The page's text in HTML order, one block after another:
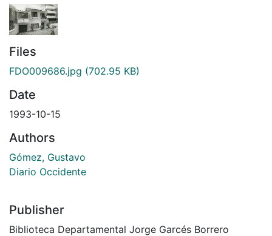
Files
FDO009686.jpg (702.95 KB)
Date
1993-10-15
Authors
Gómez, Gustavo
Diario Occidente
Publisher
Biblioteca Departamental Jorge Garcés Borrero